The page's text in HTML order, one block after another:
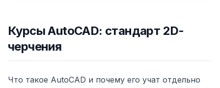
Курсы AutoCAD: стандарт 2D-
черчения
Что такое AutoCAD и почему его учат отдельно